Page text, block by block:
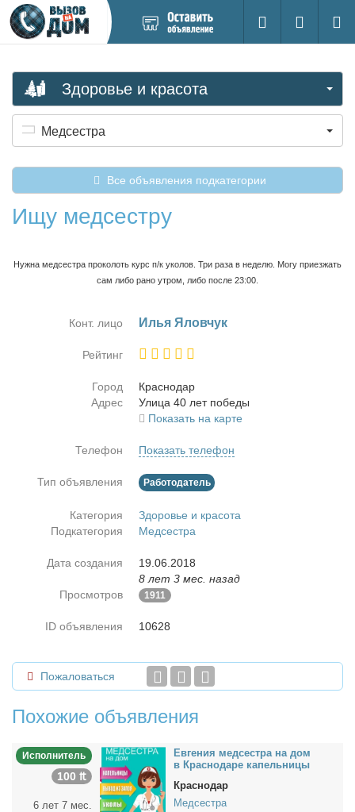
новое
Поиск
Вход на
Здоровье и красота
Медсестра
Все объявления подкатегории
Ищу медсестру
Нужна медсестра проколоть курс п/к уколов. Три раза в неделю. Могу приезжать
сам либо рано утром, либо после 23:00.
Конт. лицо Илья Ялов­чук
Рейтинг
Город
Крас­но­дар
Адрес
Ули­ца 40 лет по­бе­ды
Показать на карте
Телефон Показать телефон
Тип объявления Работодатель
Категория
Здоровье и красота
Подкатегория
Медсестра
Дата создания
19.06.2018
8 лет 3 мес. назад
Просмотров
1911
ID объявления 10628
Пожаловаться
Похожие объявления
Исполнитель
100 ₶
6 лет 7 мес.
Ев­ге­ния мед­сест­ра на дом
в Крас­но­да­ре ка­пель­ни­цы
Краснодар
Медсестра